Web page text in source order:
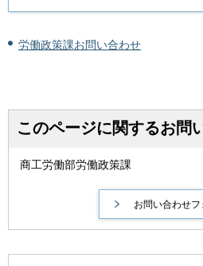
労働政策課お問い合わせ
このページに関するお問
商工労働部労働政策課